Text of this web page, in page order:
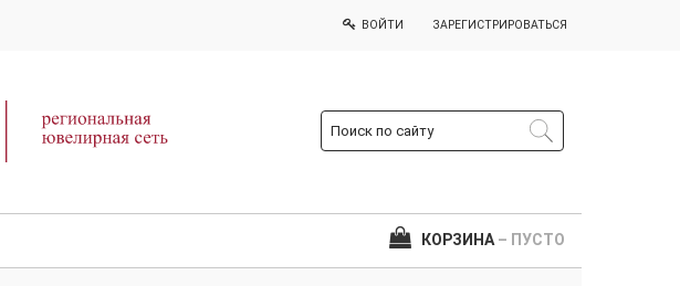
ВОЙТИ ЗАРЕГИСТРИРОВАТЬСЯ
КОРЗИНА – ПУСТО